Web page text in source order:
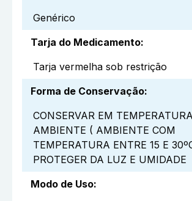
Genérico
Tarja do Medicamento:
Tarja vermelha sob restrição
Forma de Conservação:
CONSERVAR EM TEMPERATURA
AMBIENTE ( AMBIENTE COM
TEMPERATURA ENTRE 15 E
PROTEGER DA LUZ E UMIDADE
Modo de Uso: